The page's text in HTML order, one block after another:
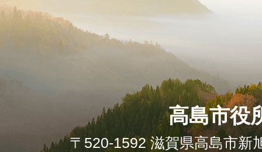
高島市役
〒520-1592 滋賀県高島市新